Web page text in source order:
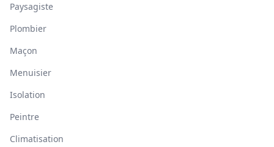
Paysagiste
Plombier
Maçon
Menuisier
Isolation
Peintre
Climatisation